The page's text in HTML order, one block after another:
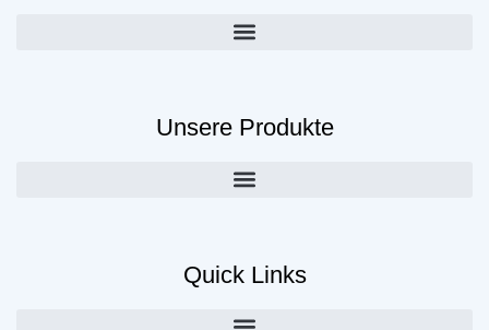
Unsere Produkte
Quick Links